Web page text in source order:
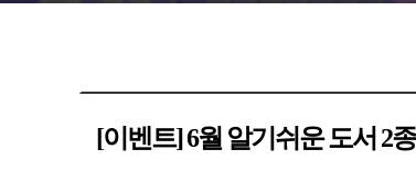
[이벤트] 6월 알기쉬운 도서 2